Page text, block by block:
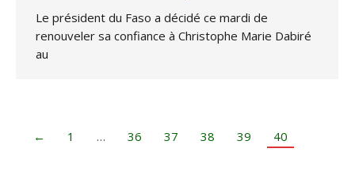
Le président du Faso a décidé ce mardi de
renouveler sa confiance à Christophe Marie Dabiré
au
← 1 … 36 37 38 39 40